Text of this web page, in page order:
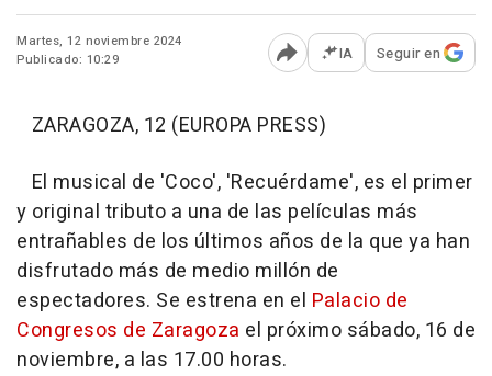
Martes, 12 noviembre 2024
Publicado: 10:29
Abrir opciones para
IA Seguir en
ZARAGOZA, 12 (EUROPA PRESS)
El musical de 'Coco', 'Recuérdame', es el primer
y original tributo a una de las películas más
entrañables de los últimos años de la que ya han
disfrutado más de medio millón de
espectadores. Se estrena en el Palacio de
Congresos de Zaragoza el próximo sábado, 16 de
noviembre, a las 17.00 horas.